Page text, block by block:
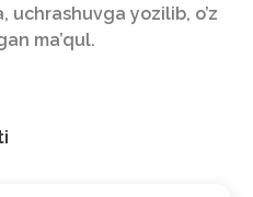
yozilib, o’z
ma’qul.